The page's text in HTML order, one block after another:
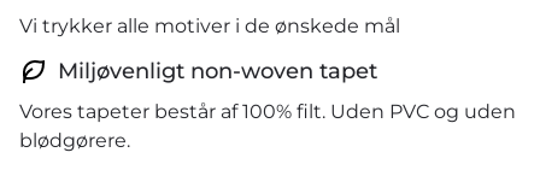
Vi trykker alle motiver i de ønskede mål
Miljøvenligt non-woven tapet
Vores tapeter består af 100% filt. Uden PVC og uden
blødgørere.